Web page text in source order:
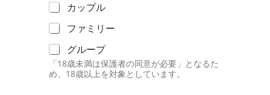
カップル
ファミリー
グループ
「18歳未満は保護者の同意が必要」となるた
め、18歳以上を対象としています。